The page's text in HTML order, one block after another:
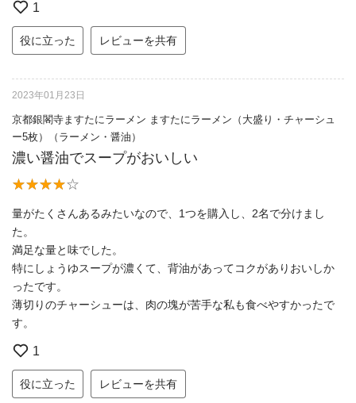
1
役に立った レビューを共有
2023年01月23日
京都銀閣寺ますたにラーメン ますたにラーメン（大盛り・チャーシュ
ー5枚）（ラーメン・醤油）
濃い醤油でスープがおいしい
量がたくさんあるみたいなので、1つを購入し、2名で分けまし
た。
満足な量と味でした。
特にしょうゆスープが濃くて、背油があってコクがありおいしか
ったです。
薄切りのチャーシューは、肉の塊が苦手な私も食べやすかったで
す。
1
役に立った レビューを共有